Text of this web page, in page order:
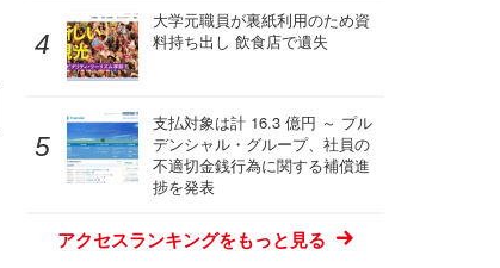
大学元職員が裏紙利用のため資
料持ち出し 飲食店で遺失
支払対象は計 16.3 億円 ～ プル
デンシャル・グループ、社員の
不適切金銭行為に関する補償進
捗を発表
アクセスランキングをもっと見る